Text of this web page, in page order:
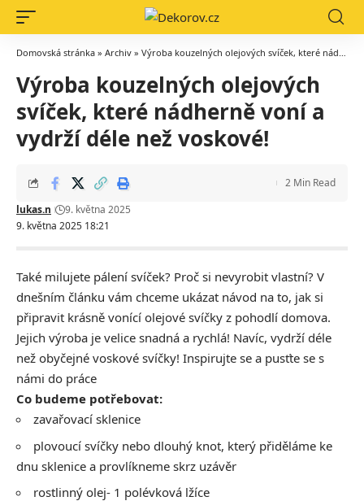
Domovská stránka » Archiv » Výroba kouzelných olejových svíček, které nádherně voní a vydrží déle než voskové!
Výroba kouzelných olejových
svíček, které nádherně voní a
vydrží déle než voskové!
9. května 2025 18:21
lukas.n 9. května 2025
2 Min Read
Také milujete pálení svíček? Proč si nevyrobit vlastní? V
dnešním článku vám chceme ukázat návod na to, jak si
připravit krásně vonící olejové svíčky z pohodlí domova.
Jejich výroba je velice snadná a rychlá! Navíc, vydrží déle
než obyčejné voskové svíčky! Inspirujte se a pusťte se s
námi do práce
Co budeme potřebovat:
zavařovací sklenice
plovoucí svíčky nebo dlouhý knot, který přiděláme ke
dnu sklenice a provlíkneme skrz uzávěr
rostlinný olej- 1 polévková lžíce